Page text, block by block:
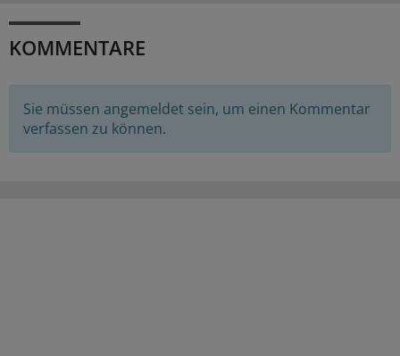
KOMMENTARE
Sie müssen angemeldet sein, um einen Kommentar
verfassen zu können.